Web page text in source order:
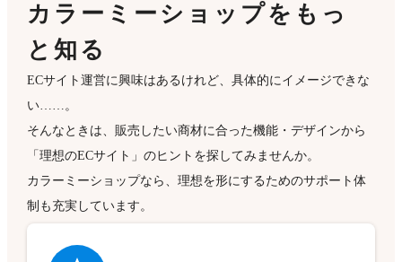
カラーミーショップをもっ
と知る
ECサイト運営に興味はあるけれど、具体的にイメージできな
い……。
そんなときは、販売したい商材に合った機能・デザインから
「理想のECサイト」のヒントを探してみませんか。
カラーミーショップなら、理想を形にするためのサポート体
制も充実しています。